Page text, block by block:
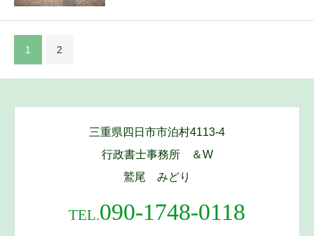
1 2
三重県四日市市泊村4113-4
行政書士事務所 ＆W
鷲尾 みどり
TEL.090-1748-0118